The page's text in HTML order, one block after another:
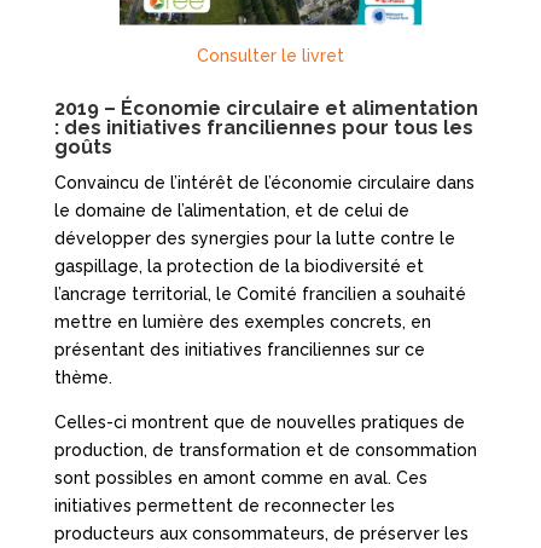
Consulter le livret
2019 – Économie circulaire et alimentation
: des initiatives franciliennes pour tous les
goûts
Convaincu de l’intérêt de l’économie circulaire dans
le domaine de l’alimentation, et de celui de
développer des synergies pour la lutte contre le
gaspillage, la protection de la biodiversité et
l’ancrage territorial, le Comité francilien a souhaité
mettre en lumière des exemples concrets, en
présentant des initiatives franciliennes sur ce
thème.
Celles-ci montrent que de nouvelles pratiques de
production, de transformation et de consommation
sont possibles en amont comme en aval. Ces
initiatives permettent de reconnecter les
producteurs aux consommateurs, de préserver les